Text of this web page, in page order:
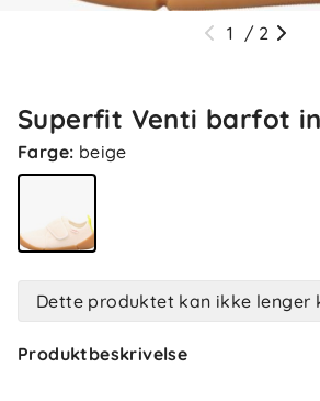
1 / 2
Superfit Venti barfot
Farge: beige
Dette produktet kan ikke lenger
Produktbeskrivelse